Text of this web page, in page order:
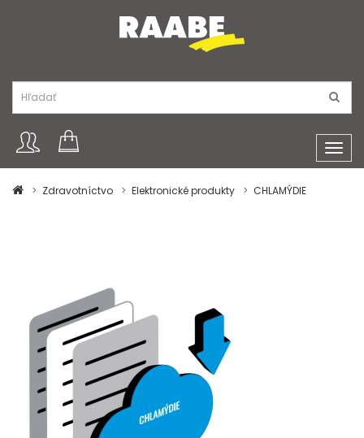
Zdravotníctvo
Elektronické produkty CHLAMÝDIE